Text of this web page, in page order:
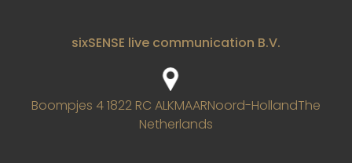
sixSENSE live communication B.V.
Boompjes 41822 RC ALKMAARNoord-HollandThe
Netherlands